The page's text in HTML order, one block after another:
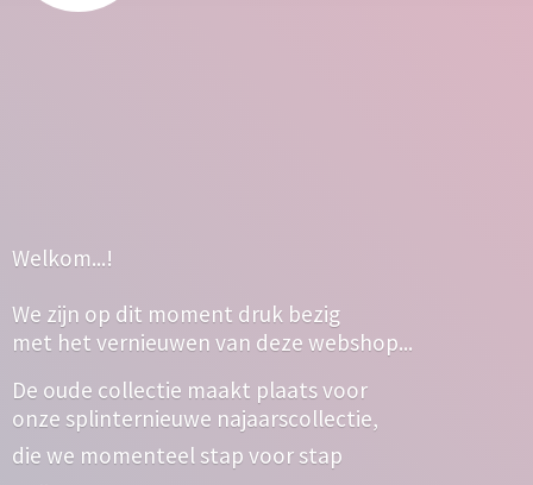
Welkom...!
We zijn op dit moment druk bezig
met het vernieuwen van deze webshop...
De oude collectie maakt plaats voor
onze splinternieuwe najaarscollectie,
die we momenteel stap voor stap